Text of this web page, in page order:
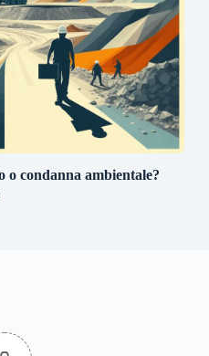
condanna ambientale?